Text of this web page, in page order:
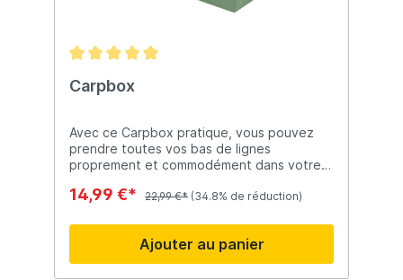
Carpbox
Avec ce Carpbox pratique, vous pouvez
prendre toutes vos bas de lignes
proprement et commodément dans votre
d'épingles, 2 boîtes de rangement et 6
système de rangement ultime pour tous les
types de montages de carpe et
d'accessoires.
14,99 €* 22,99 €* (34.8% de réduction)
Ajouter au panier